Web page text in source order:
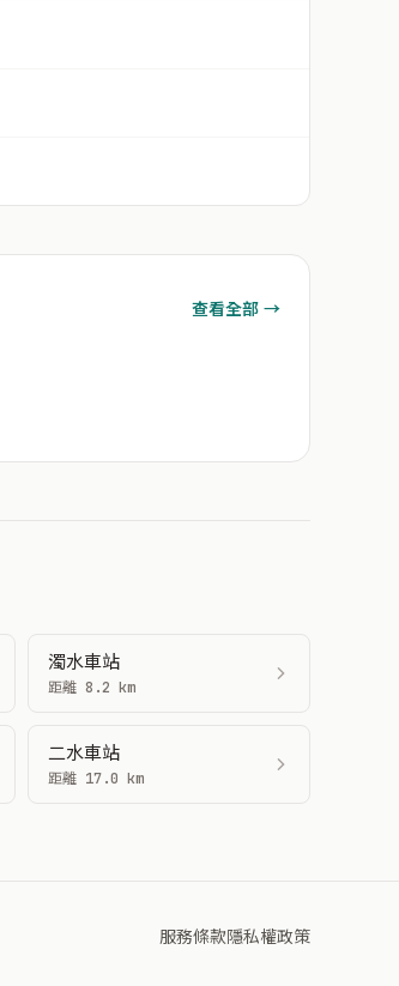
查看全部 →
濁水車站
距離 8.2 km
二水車站
距離 17.0 km
服務條款隱私權政策